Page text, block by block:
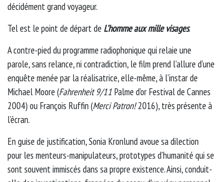
décidément grand voyageur.
Tel est le point de départ de L’homme aux mille visages.
A contre-pied du programme radiophonique qui relaie une
parole, sans relance, ni contradiction, le film prend l’allure d’une
enquête menée par la réalisatrice, elle-même, à l’instar de
Michael Moore (Fahrenheit 9/11 Palme d’or Festival de Cannes
2004) ou François Ruffin (Merci Patron!2016), très présente à
l’écran.
En guise de justification, Sonia Kronlund avoue sa dilection
pour les menteurs-manipulateurs, prototypes d’humanité qui se
sont souvent immiscés dans sa propre existence. Ainsi, conduit-